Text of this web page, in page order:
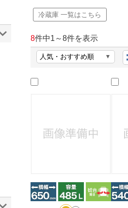
冷蔵庫 一覧はこちら
8件中1 ～8件を表示